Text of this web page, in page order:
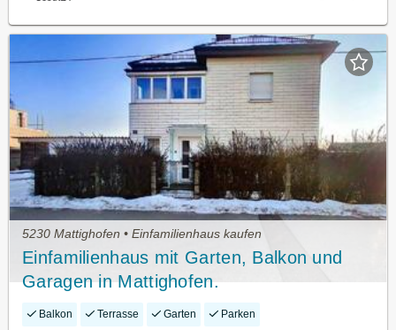
5230 Mattighofen • Einfamilienhaus kaufen
Einfamilienhaus mit Garten, Balkon und
Garagen in Mattighofen.
Balkon Terrasse Garten Parken